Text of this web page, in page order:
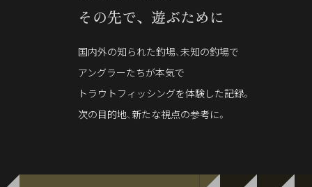
その先で、遊ぶために
国内外の知られた釣場、未知の釣場で
アングラーたちが本気で
トラウトフィッシングを体験した記録。
次の目的地、新たな視点の参考に。